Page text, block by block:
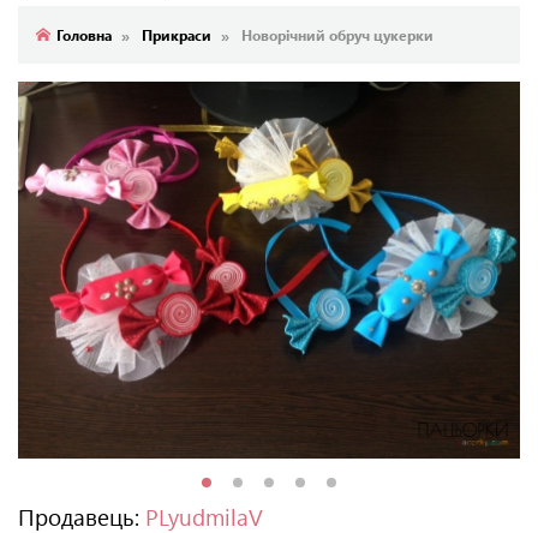
Головна Прикраси Новорічний обруч цукерки
Продавець: PLyudmilaV